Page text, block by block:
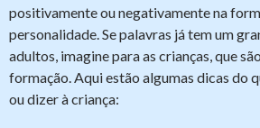
positivamente ou negativamente na
personalidade. Se palavras já tem um
adultos, imagine para as crianças, que
formação. Aqui estão algumas dicas do
ou dizer à criança: